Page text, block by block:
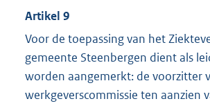
Artikel 9
Voor de toepassing van het
gemeente Steenbergen dient als
worden aangemerkt: de voorzitter
werkgeverscommissie ten aanzien